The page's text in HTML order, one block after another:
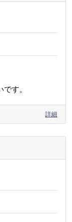
す。
詳細